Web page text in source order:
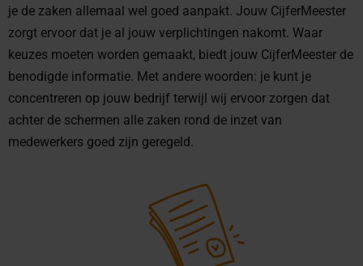
je de zaken allemaal wel goed aanpakt. Jouw CijferMeester
zorgt ervoor dat je al jouw verplichtingen nakomt. Waar
keuzes moeten worden gemaakt, biedt jouw CijferMeester de
benodigde informatie. Met andere woorden: je kunt je
concentreren op jouw bedrijf terwijl wij ervoor zorgen dat
achter de schermen alle zaken rond de inzet van
medewerkers goed zijn geregeld.